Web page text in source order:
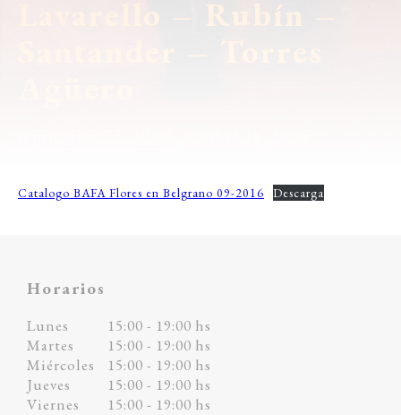
Lavarello – Rubín –
Catalogo BAFA Flores en Belgrano 09-2016 Descarga
Horarios
Lunes
15:00 - 19:00 hs
Martes
15:00 - 19:00 hs
Miércoles
15:00 - 19:00 hs
Jueves
15:00 - 19:00 hs
Viernes
15:00 - 19:00 hs